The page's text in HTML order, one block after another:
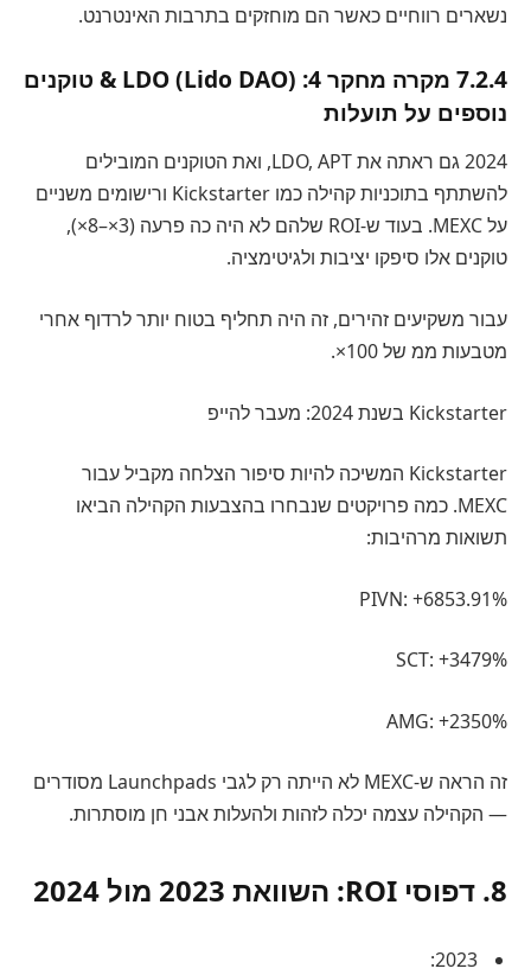
נשארים רווחיים כאשר הם מוחזקים בתרבות האינטרנט.
7.2.4 מקרה מחקר 4: LDO (Lido DAO) & טוקנים
נוספים על תועלות
2024 גם ראתה את LDO, APT, ואת הטוקנים המובילים
להשתתף בתוכניות קהילה כמו Kickstarter ורישומים משניים
על MEXC. בעוד ש-ROI שלהם לא היה כה פרעה (3×–8×),
טוקנים אלו סיפקו יציבות ולגיטימציה.
עבור משקיעים זהירים, זה היה תחליף בטוח יותר לרדוף אחרי
מטבעות ממ של 100×.
Kickstarter בשנת 2024: מעבר להייפ
Kickstarter המשיכה להיות סיפור הצלחה מקביל עבור
MEXC. כמה פרויקטים שנבחרו בהצבעות הקהילה הביאו
תשואות מרהיבות:
PIVN: +6853.91%
SCT: +3479%
AMG: +2350%
זה הראה ש-MEXC לא הייתה רק לגבי Launchpads מסודרים
— הקהילה עצמה יכלה לזהות ולהעלות אבני חן מוסתרות.
8. דפוסי ROI: השוואת 2023 מול 2024
2023: